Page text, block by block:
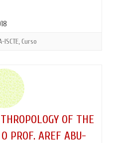
ISCTE,Curso
OF THE
PROF. AREF ABU-